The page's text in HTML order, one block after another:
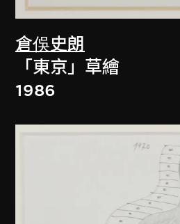
倉俁史朗
「東京」草繪
1986